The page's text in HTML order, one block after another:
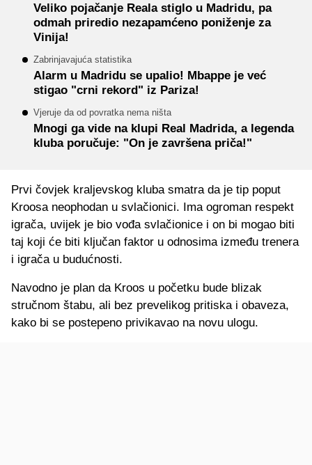
Veliko pojačanje Reala stiglo u Madridu, pa
odmah priredio nezapamćeno poniženje za
Vinija!
Zabrinjavajuća statistika
Alarm u Madridu se upalio! Mbappe je već
stigao "crni rekord" iz Pariza!
Vjeruje da od povratka nema ništa
Mnogi ga vide na klupi Real Madrida, a legenda
kluba poručuje: "On je završena priča!"
Prvi čovjek kraljevskog kluba smatra da je tip poput
Kroosa neophodan u svlačionici. Ima ogroman respekt
igrača, uvijek je bio vođa svlačionice i on bi mogao biti
taj koji će biti ključan faktor u odnosima između trenera
i igrača u budućnosti.
Navodno je plan da Kroos u početku bude blizak
stručnom štabu, ali bez prevelikog pritiska i obaveza,
kako bi se postepeno privikavao na novu ulogu.